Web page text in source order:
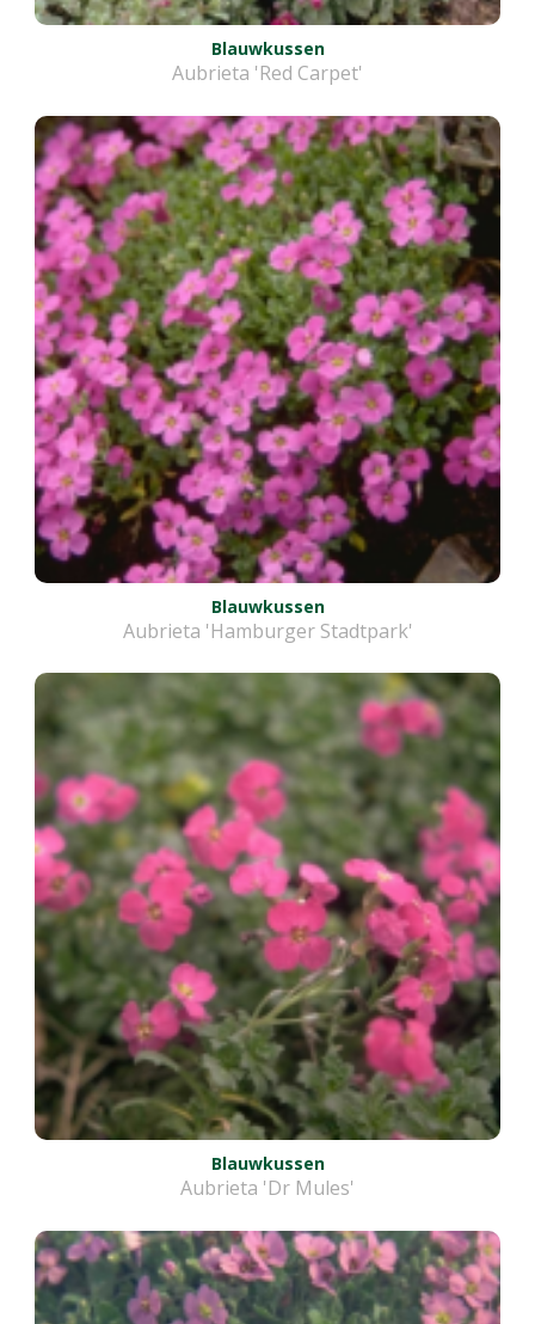
Blauwkussen
Aubrieta 'Red Carpet'
Blauwkussen
Aubrieta 'Hamburger Stadtpark'
Blauwkussen
Aubrieta 'Dr Mules'